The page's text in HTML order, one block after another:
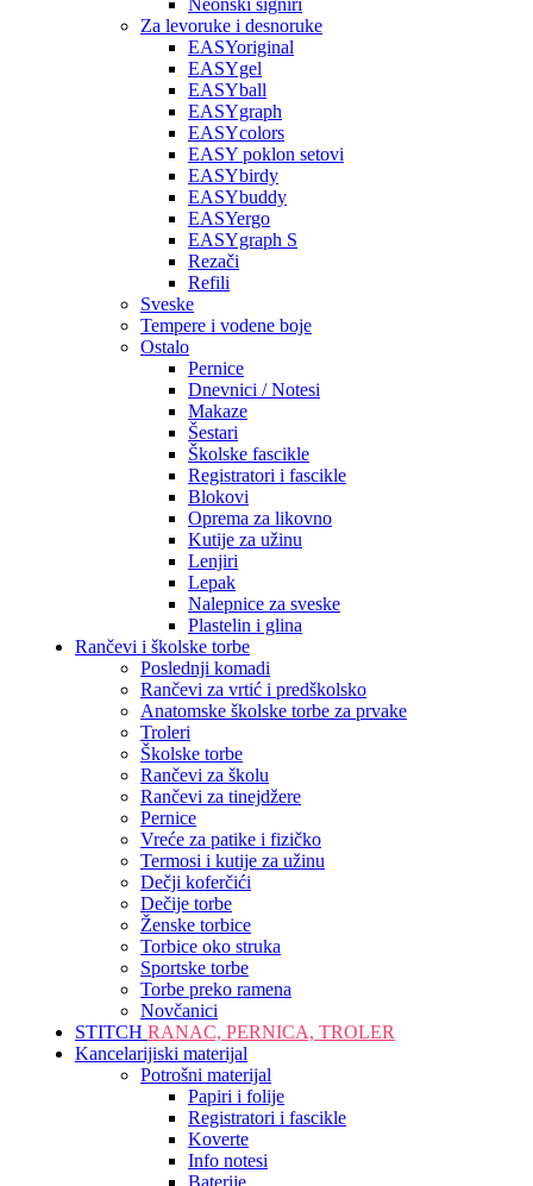
Za levoruke i desnoruke
EASYoriginal
EASYgel
EASYball
EASYgraph
EASYcolors
EASY poklon setovi
EASYbirdy
EASYbuddy
EASYergo
EASYgraph S
Rezači
Refili
Sveske
Tempere i vodene boje
Ostalo
Pernice
Dnevnici / Notesi
Makaze
Šestari
Školske fascikle
Registratori i fascikle
Blokovi
Oprema za likovno
Kutije za užinu
Lenjiri
Lepak
Nalepnice za sveske
Plastelin i glina
Rančevi i školske torbe
Poslednji komadi
Rančevi za vrtić i predškolsko
Anatomske školske torbe za prvake
Troleri
Školske torbe
Rančevi za školu
Rančevi za tinejdžere
Pernice
Vreće za patike i fizičko
Termosi i kutije za užinu
Dečji koferčići
Dečije torbe
Ženske torbice
Torbice oko struka
Sportske torbe
Torbe preko ramena
Novčanici
STITCH RANAC, PERNICA, TROLER
Kancelarijiski materijal
Potrošni materijal
Papiri i folije
Registratori i fascikle
Koverte
Info notesi
Baterije